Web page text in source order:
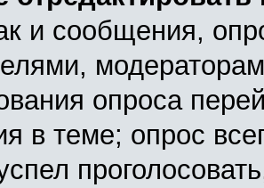
и сообщения,
опроса
в теме; опрос